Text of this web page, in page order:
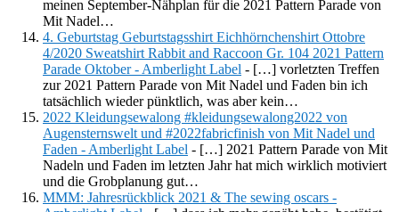
meinen September-Nähplan für die 2021 Pattern Parade von
Mit Nadel…
4. Geburtstag Geburtstagsshirt Eichhörnchenshirt Ottobre
4/2020 Sweatshirt Rabbit and Raccoon Gr. 104 2021 Pattern
Parade Oktober - Amberlight Label - […] vorletzten Treffen
zur 2021 Pattern Parade von Mit Nadel und Faden bin ich
tatsächlich wieder pünktlich, was aber kein…
2022 Kleidungsewalong #kleidungsewalong2022 von
Augensternswelt und #2022fabricfinish von Mit Nadel und
Faden - Amberlight Label - […] 2021 Pattern Parade von Mit
Nadeln und Faden im letzten Jahr hat mich wirklich motiviert
und die Grobplanung gut…
MMM: Jahresrückblick 2021 & The sewing oscars -